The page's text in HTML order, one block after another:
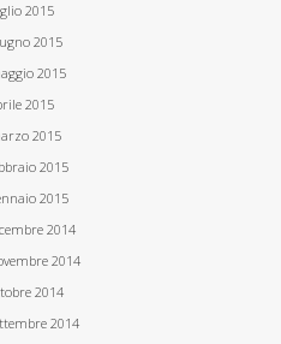
2015
2015
2015
2015
2015
2015
2015
2014
2014
2014
2014